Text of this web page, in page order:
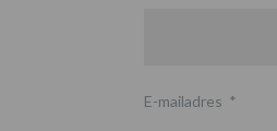
E-mailadres *